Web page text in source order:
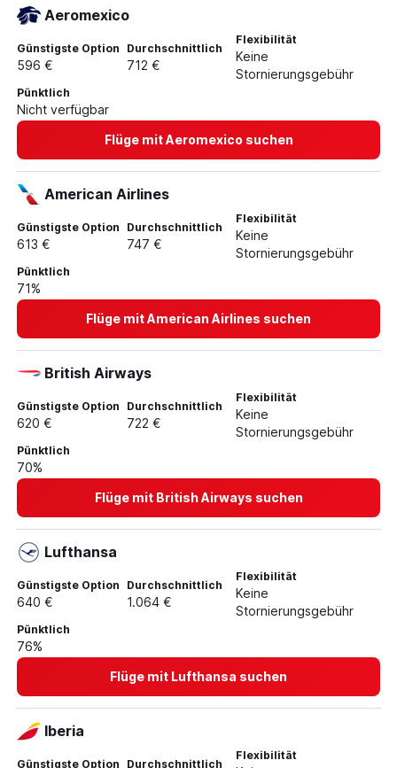
Aeromexico
Günstigste Option
596 €
Durchschnittlich
712 €
Flexibilität
Keine
Stornierungsgebühr
Pünktlich
Nicht verfügbar
Flüge mit Aeromexico suchen
American Airlines
Günstigste Option
613 €
Durchschnittlich
747 €
Flexibilität
Keine
Stornierungsgebühr
Pünktlich
71%
Flüge mit American Airlines suchen
British Airways
Günstigste Option
620 €
Durchschnittlich
722 €
Flexibilität
Keine
Stornierungsgebühr
Pünktlich
70%
Flüge mit British Airways suchen
Lufthansa
Günstigste Option
640 €
Durchschnittlich
1.064 €
Flexibilität
Keine
Stornierungsgebühr
Pünktlich
76%
Flüge mit Lufthansa suchen
Iberia
Günstigste Option Durchschnittlich
Flexibilität